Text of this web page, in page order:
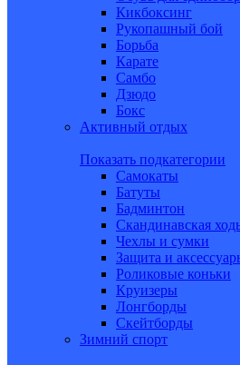
Кикбоксинг
Рукопашный бой
Борьба
Карате
Самбо
Дзюдо
Бокс
Активный отдых
Показать подкатегории
Самокаты
Батуты
Бадминтон
Скандинавская
Чехлы и сумки
Защита и
Роликовые коньки
Круизеры
Лонгборды
Скейтборды
Зимний спорт